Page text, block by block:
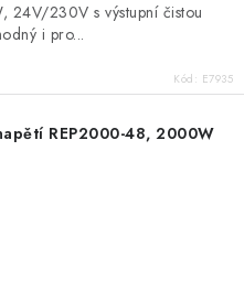
24V/230V s výstupní čistou
i pro...
Kód: E7935
REP2000-48, 2000W